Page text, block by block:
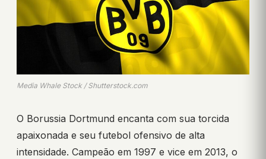
Media Whale Stock / Shutterstock.com
O Borussia Dortmund encanta com sua torcida
apaixonada e seu futebol ofensivo de alta
intensidade. Campeão em 1997 e vice em 2013, o